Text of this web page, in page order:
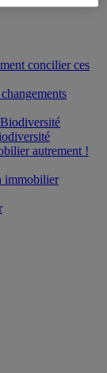
concilier ces
autrement !
immobilier